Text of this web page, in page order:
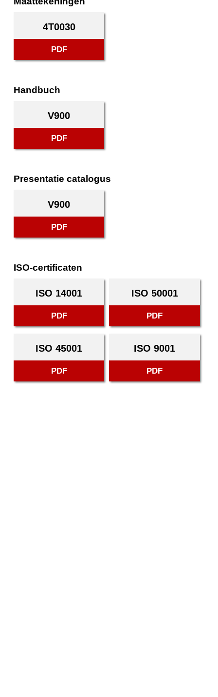
4T0030
PDF
Handbuch
V900
PDF
Presentatie catalogus
V900
PDF
ISO-certificaten
ISO 14001
PDF
ISO 50001
PDF
ISO 45001
PDF
ISO 9001
PDF